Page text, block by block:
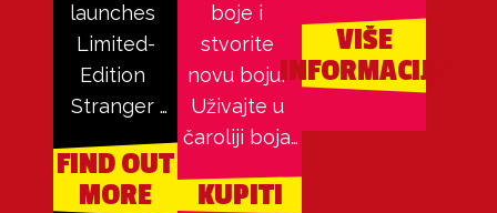
launches
Limited-
Edition
Stranger
Candy
Collection
FIND OUT
MORE
boje i
stvorite
novu boju!
Uživajte u
čaroliji boja
ukusne
KUPITI
VIŠE
INFORMACIJA